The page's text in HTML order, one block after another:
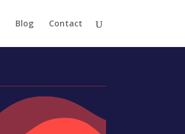
Blog Contact